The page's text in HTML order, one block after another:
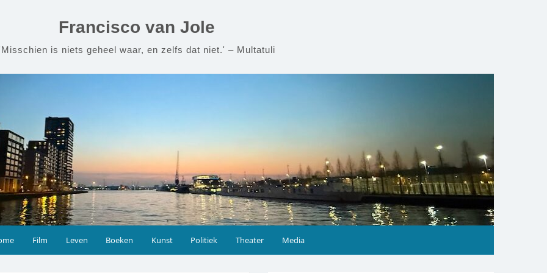
Francisco van Jole
is niets geheel waar, en zelfs dat niet.' – Multatuli
Film Leven Boeken Kunst Politiek Theater Media